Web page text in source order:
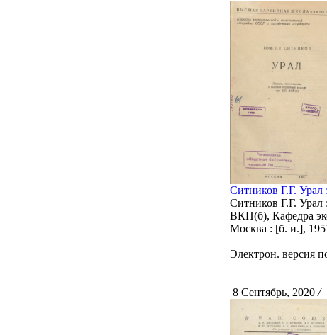
Ситников Г.Г.
Ситников Г.Г.
ВКП(б), Кафедра
Москва : [б. и.],
Электрон. версия
8 Сентябрь, 2020 /